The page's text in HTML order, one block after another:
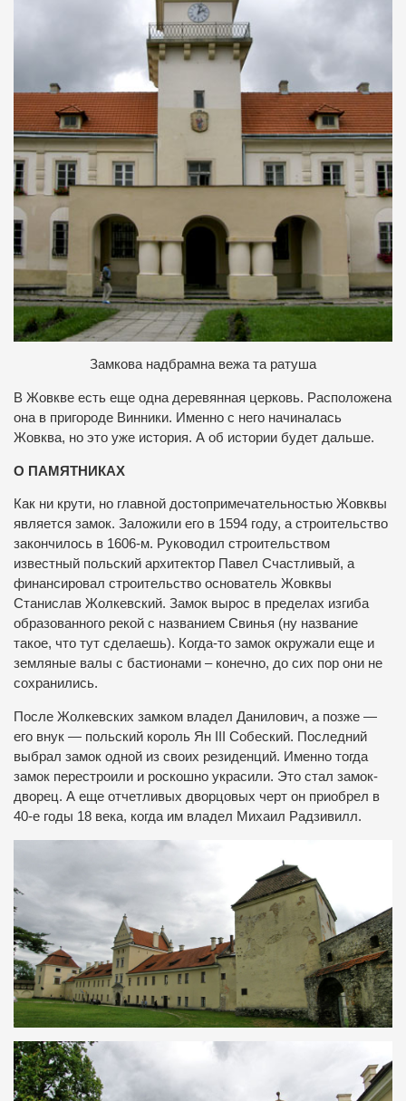
Замкова надбрамна вежа та ратуша
В Жовкве есть еще одна деревянная церковь. Расположена
она в пригороде Винники. Именно с него начиналась
Жовква, но это уже история. А об истории будет дальше.
О ПАМЯТНИКАХ
Как ни крути, но главной достопримечательностью Жовквы
является замок. Заложили его в 1594 году, а строительство
закончилось в 1606-м. Руководил строительством
известный польский архитектор Павел Счастливый, а
финансировал строительство основатель Жовквы
Станислав Жолкевский. Замок вырос в пределах изгиба
образованного рекой с названием Свинья (ну название
такое, что тут сделаешь). Когда-то замок окружали еще и
земляные валы с бастионами – конечно, до сих пор они не
сохранились.
После Жолкевских замком владел Данилович, а позже —
его внук — польский король Ян III Собеский. Последний
выбрал замок одной из своих резиденций. Именно тогда
замок перестроили и роскошно украсили. Это стал замок-
дворец. А еще отчетливых дворцовых черт он приобрел в
40-е годы 18 века, когда им владел Михаил Радзивилл.